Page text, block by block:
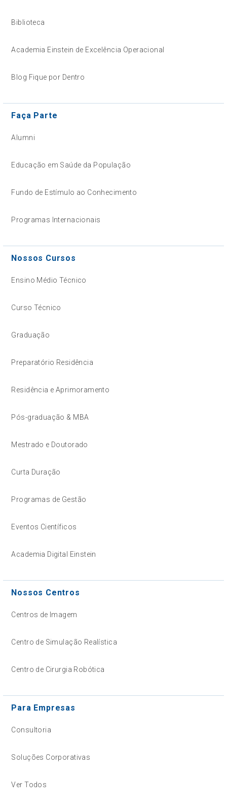
Biblioteca
Academia Einstein de Excelência Operacional
Blog Fique por Dentro
Faça Parte
Alumni
Educação em Saúde da População
Fundo de Estímulo ao Conhecimento
Programas Internacionais
Nossos Cursos
Ensino Médio Técnico
Curso Técnico
Graduação
Preparatório Residência
Residência e Aprimoramento
Pós-graduação & MBA
Mestrado e Doutorado
Curta Duração
Programas de Gestão
Eventos Científicos
Academia Digital Einstein
Nossos Centros
Centros de Imagem
Centro de Simulação Realística
Centro de Cirurgia Robótica
Para Empresas
Consultoria
Soluções Corporativas
Ver Todos